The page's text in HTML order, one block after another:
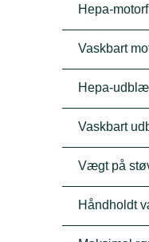
Hepa-
Vaskbart
Hepa-
Vaskbart
Vægt på
Håndholdt